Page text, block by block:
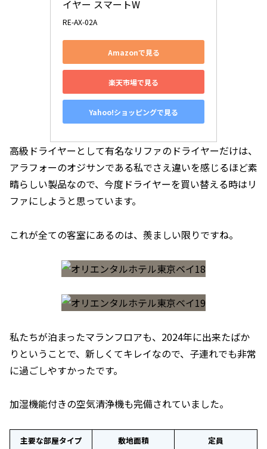
イヤー スマートW
RE-AX-02A
Amazonで見る
楽天市場で見る
Yahoo!ショッピングで見る
高級ドライヤーとして有名なリファのドライヤーだけは、
アラフォーのオジサンである私でさえ違いを感じるほど素
晴らしい製品なので、今度ドライヤーを買い替える時はリ
ファにしようと思っています。
これが全ての客室にあるのは、羨ましい限りですね。
私たちが泊まったマランフロアも、2024年に出来たばか
りということで、新しくてキレイなので、子連れでも非常
に過ごしやすかったです。
加湿機能付きの空気清浄機も完備されていました。
主要な部屋タイプ 敷地面積
定員